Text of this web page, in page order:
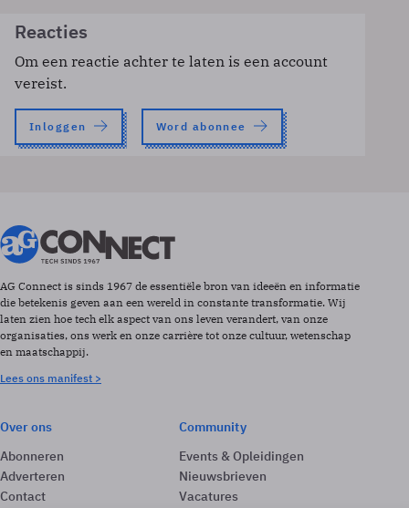
Reacties
Om een reactie achter te laten is een account
vereist.
Inloggen Word abonnee
AG Connect is sinds 1967 de essentiële bron van ideeën en informatie
die betekenis geven aan een wereld in constante transformatie. Wij
laten zien hoe tech elk aspect van ons leven verandert, van onze
organisaties, ons werk en onze carrière tot onze cultuur, wetenschap
en maatschappij.
Lees ons manifest >
Over ons
Abonneren
Adverteren
Contact
Community
Events & Opleidingen
Nieuwsbrieven
Vacatures